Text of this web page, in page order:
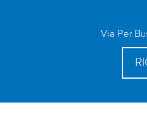
Via Per